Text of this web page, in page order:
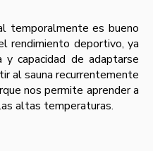
temporalmente es bueno
rendimiento deportivo, ya
y capacidad de adaptarse
al sauna recurrentemente
nos permite aprender a
altas temperaturas.